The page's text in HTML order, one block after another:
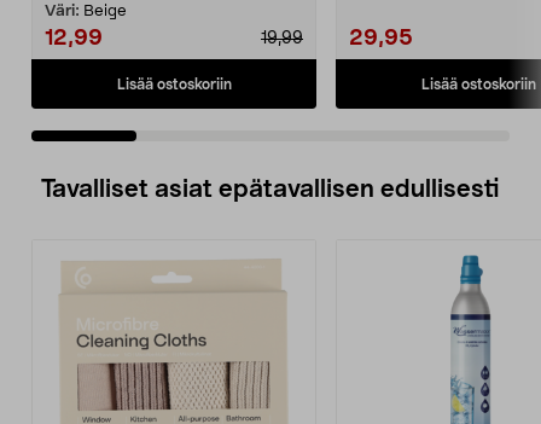
Väri: Beige
12,99 19,99
Lisää ostoskoriin
29,95
Lisää ostoskoriin
Tavalliset asiat epätavallisen edullisesti